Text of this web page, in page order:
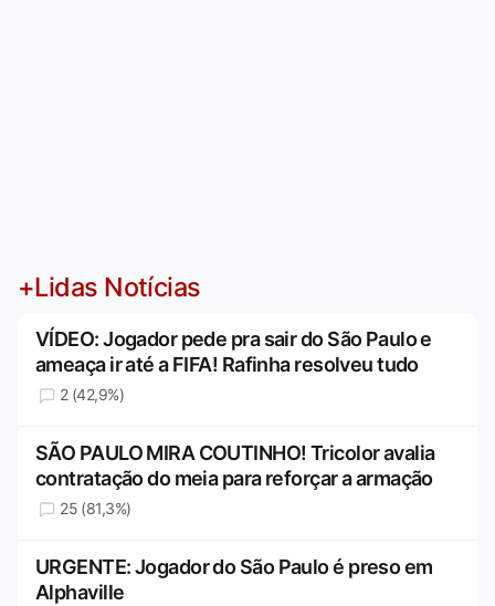
+Lidas Notícias
VÍDEO: Jogador pede pra sair do São Paulo e
ameaça ir até a FIFA! Rafinha resolveu tudo
2 (42,9%)
SÃO PAULO MIRA COUTINHO! Tricolor avalia
contratação do meia para reforçar a armação
25 (81,3%)
URGENTE: Jogador do São Paulo é preso em
Alphaville